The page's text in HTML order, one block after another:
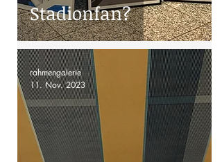
Stadionfan?
rahmengalerie
11. Nov. 2023